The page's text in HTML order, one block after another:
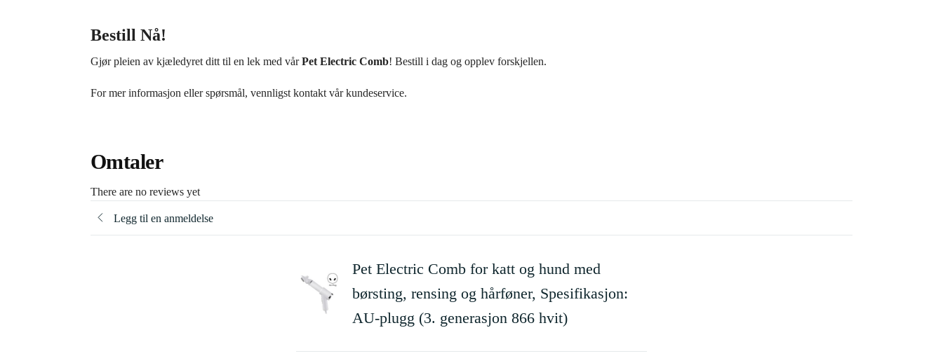
Bestill Nå!
Gjør pleien av kjæledyret ditt til en lek med vårPet Electric Comb! Bestill i dag og opplev forskjellen.
For mer informasjon eller spørsmål, vennligst kontakt vår kundeservice.
Omtaler
There are no reviews yet
Legg til en anmeldelse
Pet Electric Comb for katt og hund med
børsting, rensing og hårføner, Spesifikasjon:
AU-plugg (3. generasjon 866 hvit)